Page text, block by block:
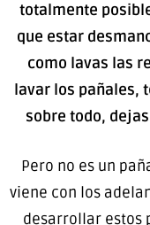
totalmente
que estar
como lavas las
lavar los pañales,
sobre todo,
Pero no es un
viene con los
desarrollar estos